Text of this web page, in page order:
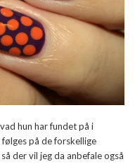
hun har fundet på i
på de forskellige
der vil jeg da anbefale også